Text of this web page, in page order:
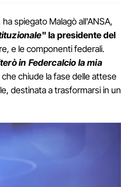
ha spiegato Malagò all'ANSA,
" la presidente del
e le componenti federali.
in Federcalcio la mia
chiude la fase delle attese
destinata a trasformarsi in un